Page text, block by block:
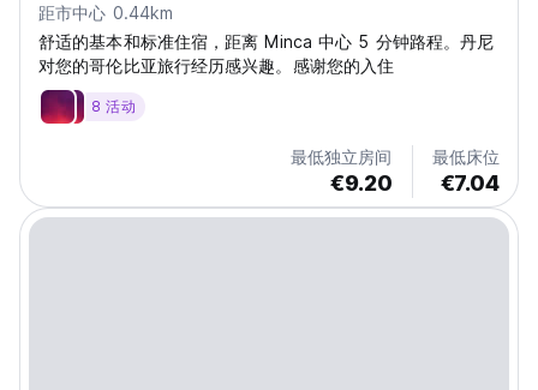
距市中心 0.44km
舒适的基本和标准住宿，距离 Minca 中心 5 分钟路程。丹尼
对您的哥伦比亚旅行经历感兴趣。感谢您的入住
8 活动
最低独立房间
€9.20
最低床位
€7.04